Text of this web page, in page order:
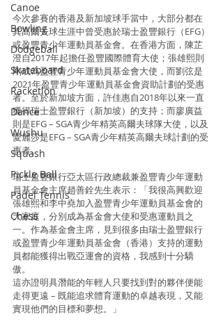
Canoe
Bowling
Dodgeball
Skateboard
Racketlon
Dance
Wushu
Squash
Pickle Ball
Padel Tennis
Chess
今次參賽的香港及新加坡球手當中，大部分都在
其高爾夫球生涯中曾受惠於瑞士盈豐銀行（EFG）
或盈豐青少年運動員基金會。在香港方面，陳芷
澄自2017年起擔任盈豐國際體育大使；張雄熙則
剛成為盈豐青少年運動員基金會大使，而劉弦是
2021年盈豐青少年運動員基金會資助計劃的受惠
者。至於新加坡方面，許佳惠自2018年以來一直
獲得瑞士盈豐銀行（新加坡）的支持；而廖廣益
則是EFG – SGA青少年精英高爾夫球隊大使，以及
愛麗莎是EFG – SGA青少年精英高爾夫球計劃的受
惠者。
瑞士盈豐銀行亞太區行政總裁兼盈豐青少年運動
員基金會主席趙善銓先生表示：「我很高興歡迎
張雄熙和李中堯加入盈豐青少年運動員基金會的
大家庭，分別成為基金會大使和受惠運動員之
一。作為基金會主席，見到很多由瑞士盈豐銀行
或盈豐青少年運動員基金會（香港）支持的運動
員都能獲得出戰亞運會的資格，我感到十分驕
傲。
這亦證明具潛能的年輕人只要找到對的夥伴便能
走得更遠 – 既能追求體育運動的卓越表現，又能
實現他們的目標和夢想。」